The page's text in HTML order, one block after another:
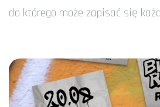
do którego może zapisać się